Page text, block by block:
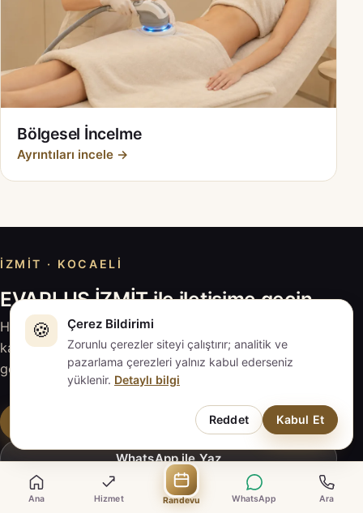
Bölgesel İncelme
Ayrıntıları incele →
İZMIT · KOCAELI
EVAPLUS İZMİT ile iletişime geçin
Hizmeti inceleyin, sorularınızı hazırlayın; güncel
kapsam ve fiyat için EVAPLUS İZMİT ile doğrudan
görüşün.
Randevu Talebi
WhatsApp ile Yaz
Ana Hizmet Randevu WhatsApp Ara
🍪 Çerez Bildirimi
Zorunlu çerezler siteyi çalıştırır; analitik ve
pazarlama çerezleri yalnız kabul ederseniz
yüklenir. Detaylı bilgi
Reddet Kabul Et